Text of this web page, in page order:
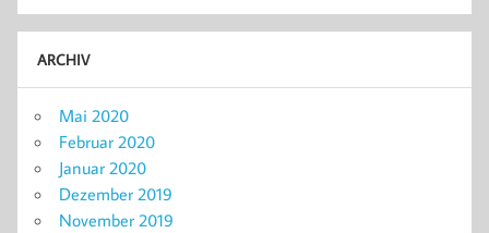
ARCHIV
Mai 2020
Februar 2020
Januar 2020
Dezember 2019
November 2019